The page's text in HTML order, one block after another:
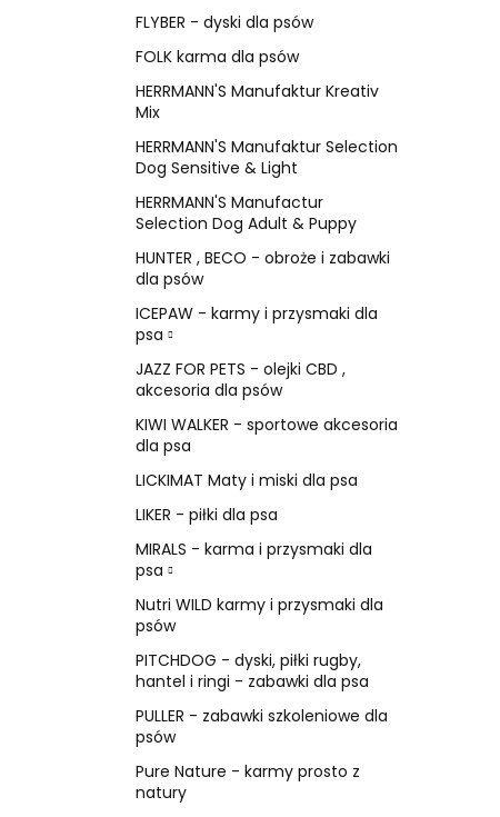
FLYBER - dyski dla psów
FOLK karma dla psów
HERRMANN'S Manufaktur Kreativ
Mix
HERRMANN'S Manufaktur Selection
Dog Sensitive & Light
HERRMANN'S Manufactur
Selection Dog Adult & Puppy
HUNTER , BECO - obroże i zabawki
dla psów
ICEPAW - karmy i przysmaki dla
psa
JAZZ FOR PETS - olejki CBD ,
akcesoria dla psów
KIWI WALKER - sportowe akcesoria
dla psa
LICKIMAT Maty i miski dla psa
LIKER - piłki dla psa
MIRALS - karma i przysmaki dla
psa
Nutri WILD karmy i przysmaki dla
psów
PITCHDOG - dyski, piłki rugby,
hantel i ringi - zabawki dla psa
PULLER - zabawki szkoleniowe dla
psów
Pure Nature - karmy prosto z
natury